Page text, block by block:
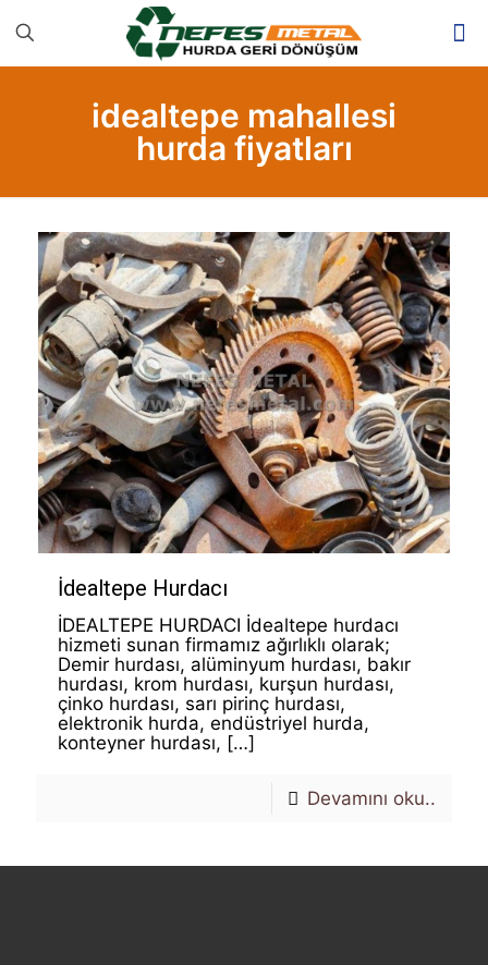
idealtepe mahallesi
hurda fiyatları
İdealtepe Hurdacı
İDEALTEPE HURDACI İdealtepe hurdacı
hizmeti sunan firmamız ağırlıklı olarak;
Demir hurdası, alüminyum hurdası, bakır
hurdası, krom hurdası, kurşun hurdası,
çinko hurdası, sarı pirinç hurdası,
elektronik hurda, endüstriyel hurda,
konteyner hurdası, […]
Devamını oku..